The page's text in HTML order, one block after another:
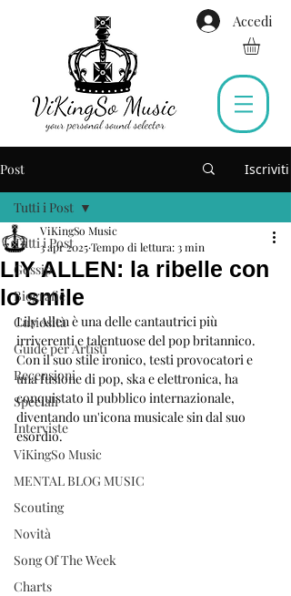
Accedi
Post Iscriviti
Tutti i Post
Gossip
Biografie
Curiosità
Guide per Artisti
Recensioni
Speciali
Interviste
ViKingSo Music
MENTAL BLOG MUSIC
Scouting
Novità
Song Of The Week
Charts
Tutti i Post
LIY ALLEN: la ribelle con
lo smile
ViKingSo Music
3 apr 2025Tempo di lettura: 3 min
Lily Allen è una delle cantautrici più
irriverenti e talentuose del pop britannico.
Con il suo stile ironico, testi provocatori e
una fusione di pop, ska e elettronica, ha
conquistato il pubblico internazionale,
diventando un'icona musicale sin dal suo
esordio.